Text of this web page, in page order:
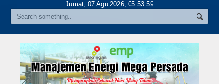
Gallery
Riau
Daerah
Pekanbaru
Jumat, 07 Agu 2026,05:54:00